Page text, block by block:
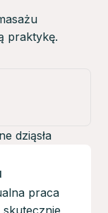
praktykę.
praca